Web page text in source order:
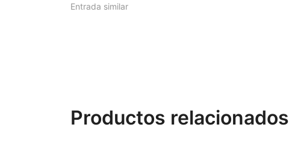
Entrada similar
Productos relacionados